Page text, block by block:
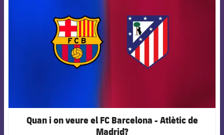
Quan i on veure el FC Barcelona - Atlètic de
Madrid?